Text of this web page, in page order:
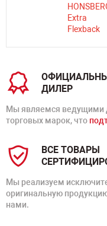
ДИЛЕР
Мы являемся ведущими
торговых марок, что
ВСЕ ТОВАРЫ
Мы реализуем
оригинальную
нами.